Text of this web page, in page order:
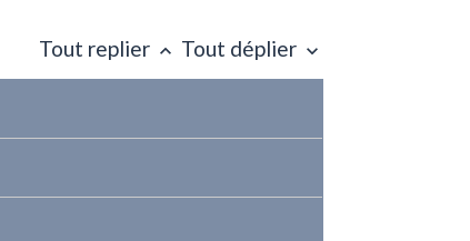
Tout replier keyboard_arrow_up Tout déplier keyboard_arrow_down